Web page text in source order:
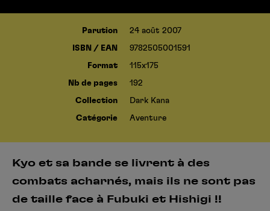
Parution 24 août 2007
ISBN / EAN 9782505001591
Format 115x175
Nb de pages 192
Collection Dark Kana
Catégorie Aventure
Kyo et sa bande se livrent à des
combats acharnés, mais ils ne sont pas
de taille face à Fubuki et Hishigi !!